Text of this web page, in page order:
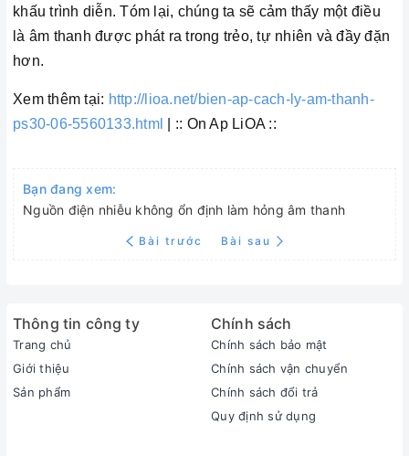
khấu trình diễn. Tóm lại, chúng ta sẽ cảm thấy một điều
là âm thanh được phát ra trong trẻo, tự nhiên và đầy đặn
hơn.
Xem thêm tại: http://lioa.net/bien-ap-cach-ly-am-thanh-
ps30-06-5560133.html
| :: On Ap LiOA ::
Bạn đang xem:
Nguồn điện nhiễu không ổn định làm hỏng âm thanh
Bài trước Bài sau
Thông tin công ty
Trang chủ
Giới thiệu
Sản phẩm
Chính sách
Chính sách bảo mật
Chính sách vận chuyển
Chính sách đổi trả
Quy định sử dụng